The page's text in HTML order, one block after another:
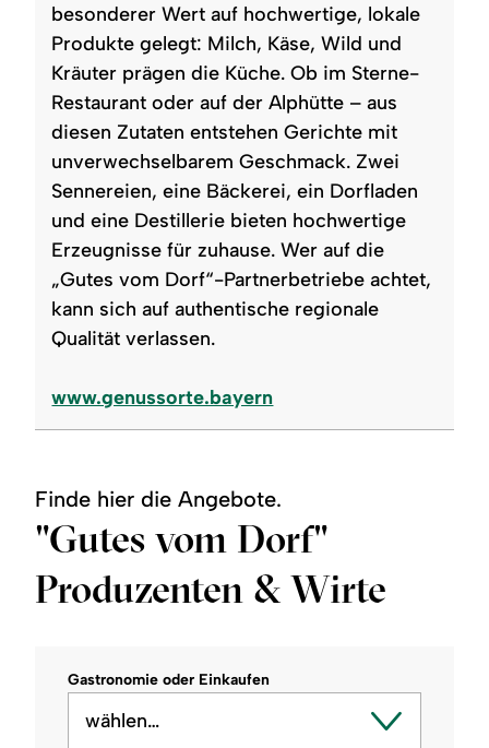
besonderer Wert auf hochwertige, lokale
Produkte gelegt: Milch, Käse, Wild und
Kräuter prägen die Küche. Ob im Sterne-
Restaurant oder auf der Alphütte – aus
diesen Zutaten entstehen Gerichte mit
unverwechselbarem Geschmack. Zwei
Sennereien, eine Bäckerei, ein Dorfladen
und eine Destillerie bieten hochwertige
Erzeugnisse für zuhause. Wer auf die
„Gutes vom Dorf“-Partnerbetriebe achtet,
kann sich auf authentische regionale
Qualität verlassen.
www.genussorte.bayern
Finde hier die Angebote.
"Gutes vom Dorf"
Produzenten & Wirte
Gastronomie oder Einkaufen
wählen…